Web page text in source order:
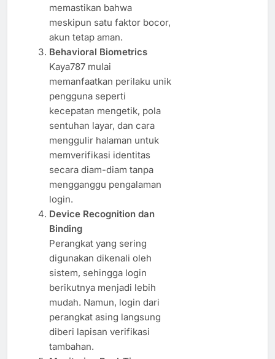
memastikan bahwa
meskipun satu faktor bocor,
akun tetap aman.
Behavioral Biometrics
Kaya787 mulai
memanfaatkan perilaku unik
pengguna seperti
kecepatan mengetik, pola
sentuhan layar, dan cara
menggulir halaman untuk
memverifikasi identitas
secara diam-diam tanpa
mengganggu pengalaman
login.
Device Recognition dan
Binding
Perangkat yang sering
digunakan dikenali oleh
sistem, sehingga login
berikutnya menjadi lebih
mudah. Namun, login dari
perangkat asing langsung
diberi lapisan verifikasi
tambahan.